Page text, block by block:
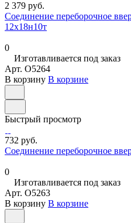
2 379 руб.
Соединение переборочное
12х18н10т
0
Изготавливается под заказ
Арт. O5264
В корзину В корзине
Быстрый просмотр
732 руб.
Соединение переборочное
0
Изготавливается под заказ
Арт. O5263
В корзину В корзине